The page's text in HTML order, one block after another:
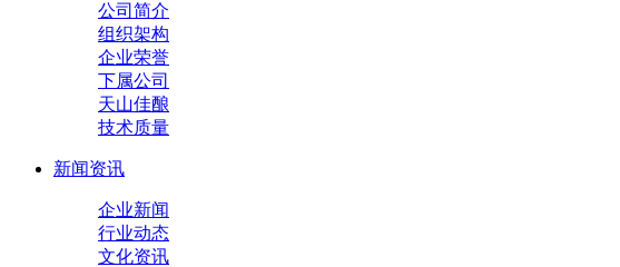
公司简介
组织架构
企业荣誉
下属公司
天山佳酿
技术质量
新闻资讯
企业新闻
行业动态
文化资讯